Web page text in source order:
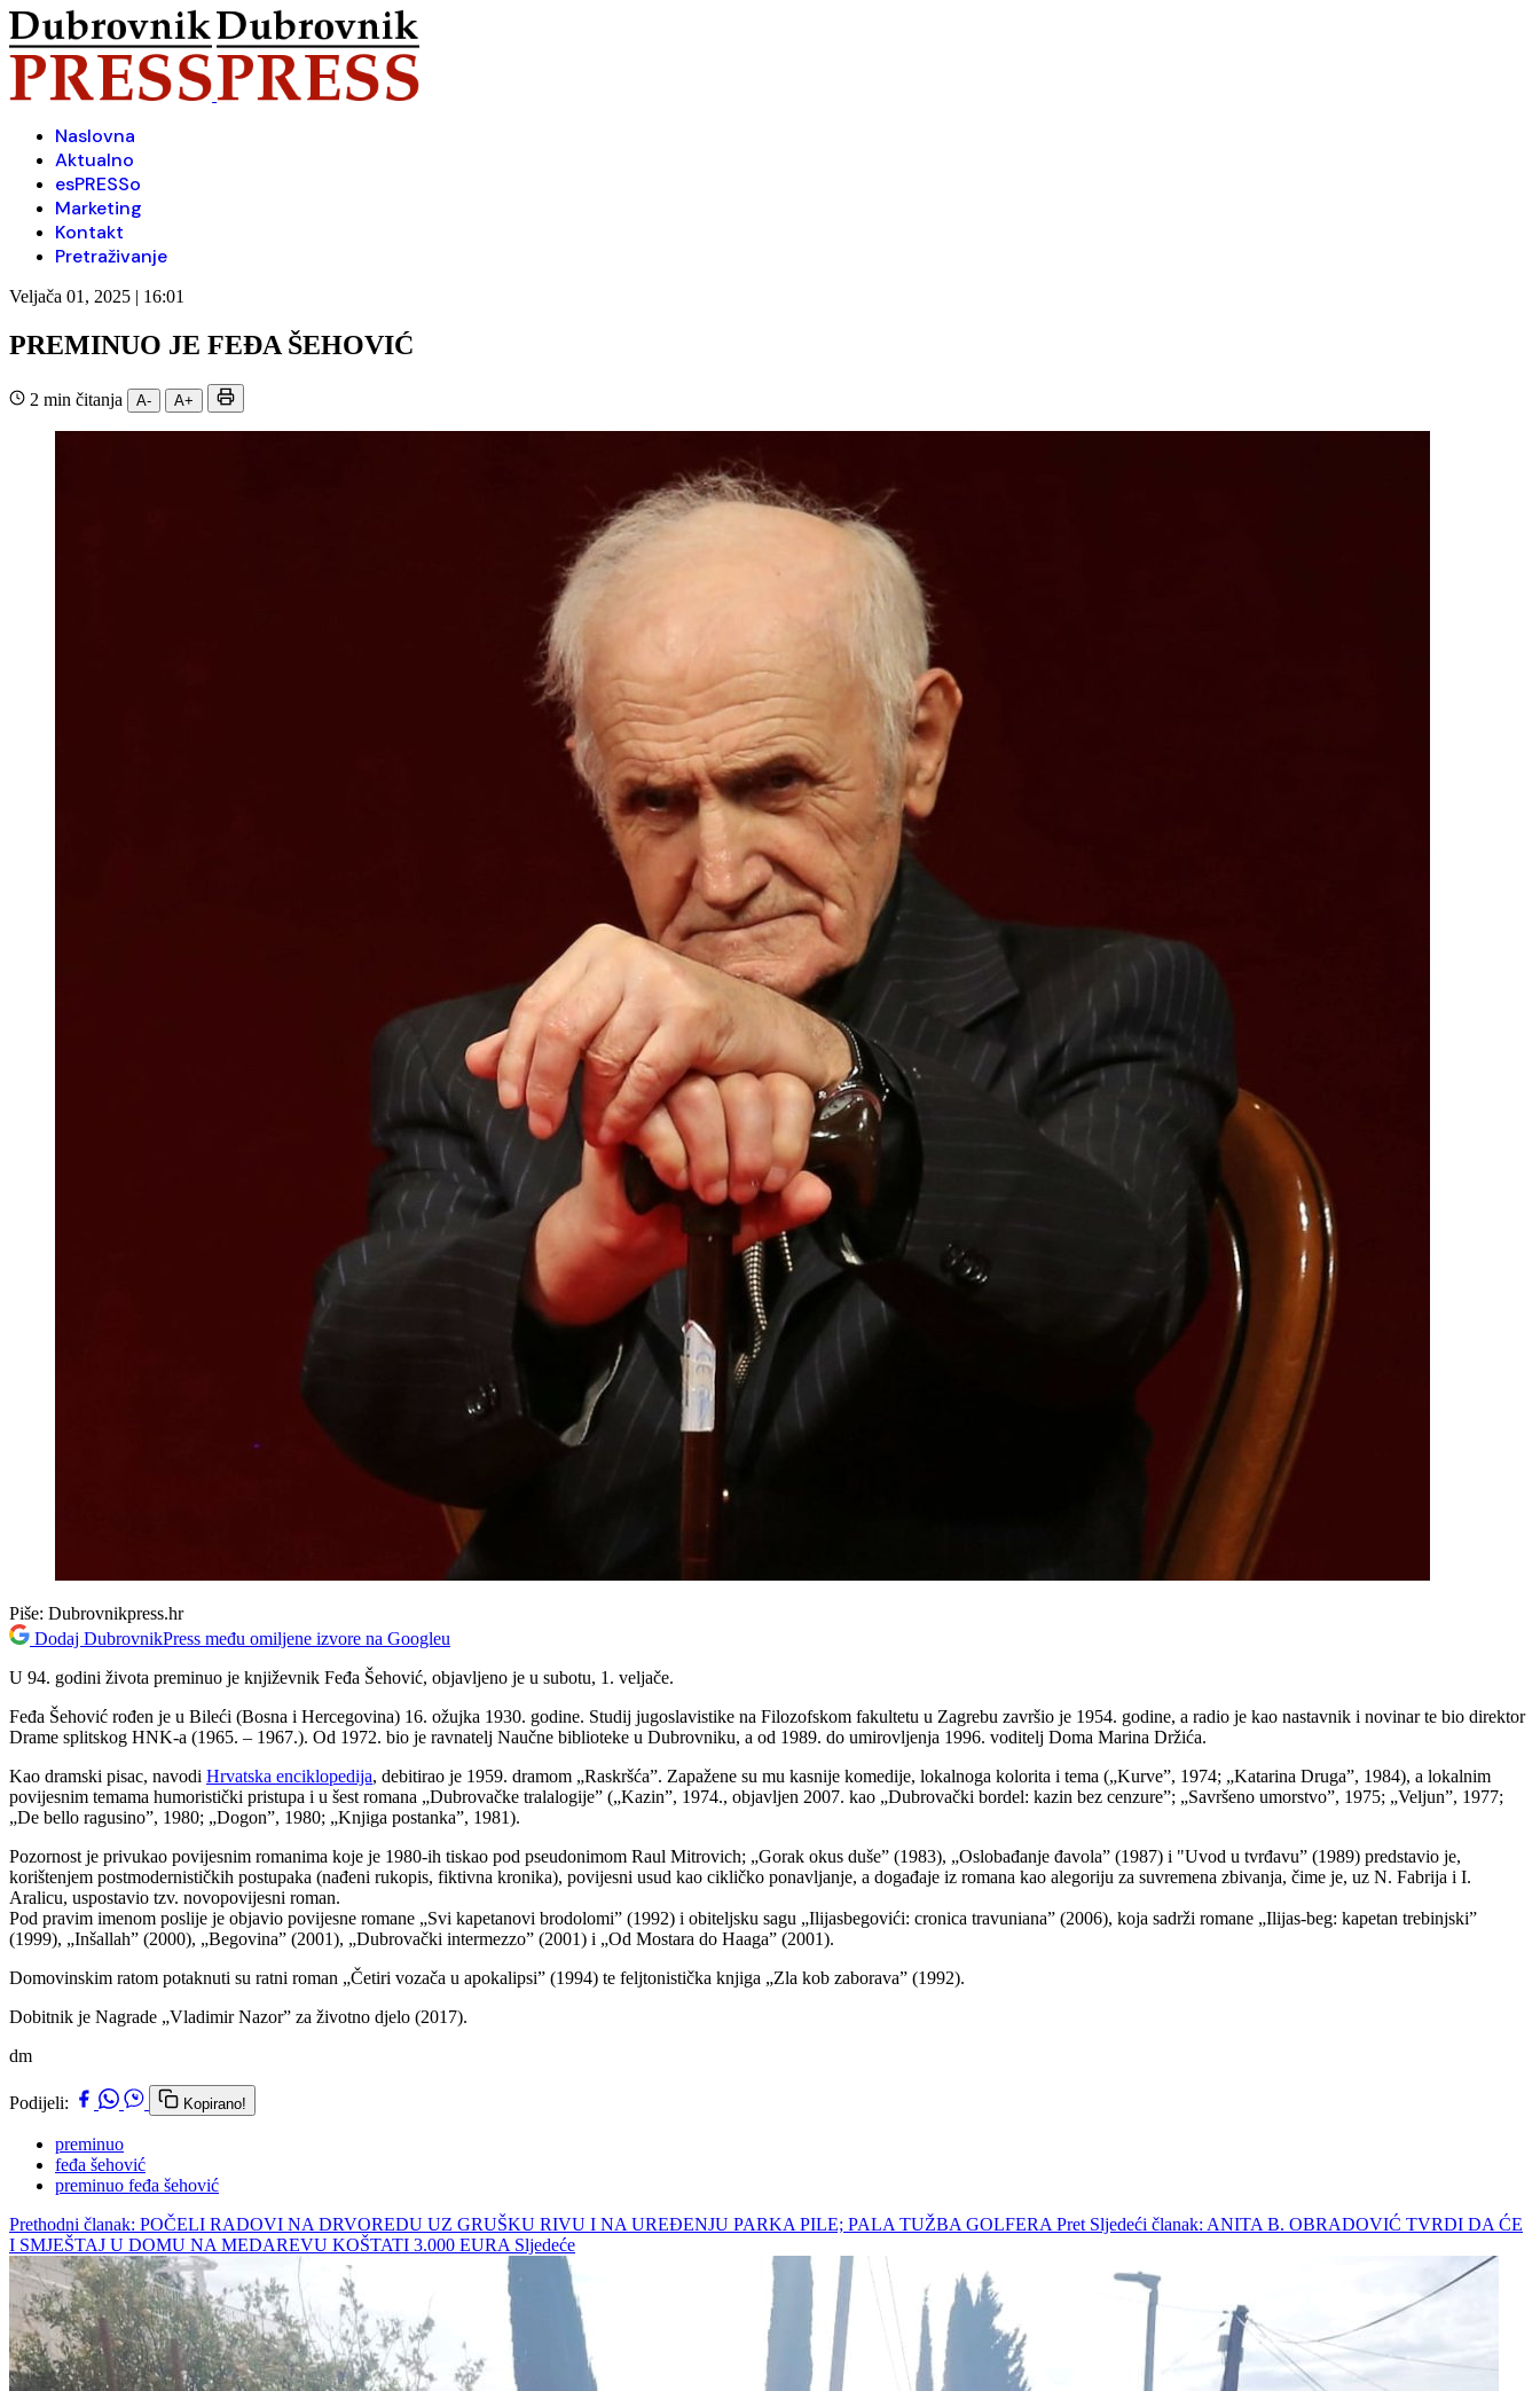
Naslovna
Aktualno
esPRESSo
Marketing
Kontakt
Pretraživanje
Veljača 01, 2025 | 16:01
PREMINUO JE FEĐA ŠEHOVIĆ
2 min čitanja A- A+
Piše: Dubrovnikpress.hr
Dodaj DubrovnikPress među omiljene izvore na Googleu
U 94. godini života preminuo je književnik Feđa Šehović, objavljeno je u subotu, 1. veljače.
Feđa Šehović rođen je u Bileći (Bosna i Hercegovina) 16. ožujka 1930. godine. Studij jugoslavistike na Filozofskom fakultetu u Zagrebu završio je 1954. godine, a radio je kao nastavnik i novinar te bio direktor
Drame splitskog HNK-a (1965. – 1967.). Od 1972. bio je ravnatelj Naučne biblioteke u Dubrovniku, a od 1989. do umirovljenja 1996. voditelj Doma Marina Držića.
Kao dramski pisac, navodi Hrvatska enciklopedija, debitirao je 1959. dramom „Raskršća”. Zapažene su mu kasnije komedije, lokalnoga kolorita i tema („Kurve”, 1974; „Katarina Druga”, 1984), a lokalnim
povijesnim temama humoristički pristupa i u šest romana „Dubrovačke tralalogije” („Kazin”, 1974., objavljen 2007. kao „Dubrovački bordel: kazin bez cenzure”; „Savršeno umorstvo”, 1975; „Veljun”, 1977;
„De bello ragusino”, 1980; „Dogon”, 1980; „Knjiga postanka”, 1981).
Pozornost je privukao povijesnim romanima koje je 1980-ih tiskao pod pseudonimom Raul Mitrovich; „Gorak okus duše” (1983), „Oslobađanje đavola” (1987) i "Uvod u tvrđavu” (1989) predstavio je,
korištenjem postmodernističkih postupaka (nađeni rukopis, fiktivna kronika), povijesni usud kao cikličko ponavljanje, a događaje iz romana kao alegoriju za suvremena zbivanja, čime je, uz N. Fabrija i I.
Aralicu, uspostavio tzv. novopovijesni roman.
Pod pravim imenom poslije je objavio povijesne romane „Svi kapetanovi brodolomi” (1992) i obiteljsku sagu „Ilijasbegovići: cronica travuniana” (2006), koja sadrži romane „Ilijas-beg: kapetan trebinjski”
(1999), „Inšallah” (2000), „Begovina” (2001), „Dubrovački intermezzo” (2001) i „Od Mostara do Haaga” (2001).
Domovinskim ratom potaknuti su ratni roman „Četiri vozača u apokalipsi” (1994) te feljtonistička knjiga „Zla kob zaborava” (1992).
Dobitnik je Nagrade „Vladimir Nazor” za životno djelo (2017).
dm
Podijeli: Kopirano!
preminuo
feđa šehović
preminuo feđa šehović
Prethodni članak: POČELI RADOVI NA DRVOREDU UZ GRUŠKU RIVU I NA UREĐENJU PARKA PILE; PALA TUŽBA GOLFERA Pret Sljedeći članak: ANITA B. OBRADOVIĆ TVRDI DA ĆE
I SMJEŠTAJ U DOMU NA MEDAREVU KOŠTATI 3.000 EURA Sljedeće